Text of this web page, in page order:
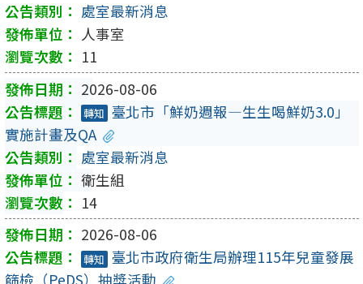
處室最新消息
人事室
11
2026-08-06
轉知 臺北市「鮮奶週報—生生喝鮮奶3.0」
實施計畫及QA
處室最新消息
衛生組
14
2026-08-06
轉知 臺北市政府衛生局辦理115年兒童發展
篩檢（PeDS）抽獎活動